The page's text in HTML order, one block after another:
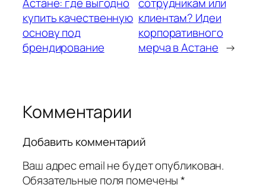
купить качественную
основу под
брендирование
клиентам? Идеи
корпоративного
мерча в Астане →
Комментарии
Добавить комментарий
Ваш адрес email не будет опубликован.
Обязательные поля помечены*